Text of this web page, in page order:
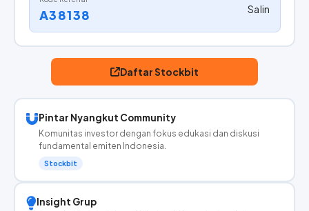
A38138 Salin
Daftar Stockbit
Pintar Nyangkut Community
Komunitas investor dengan fokus edukasi dan diskusi
fundamental emiten Indonesia.
Stockbit
Insight Grup